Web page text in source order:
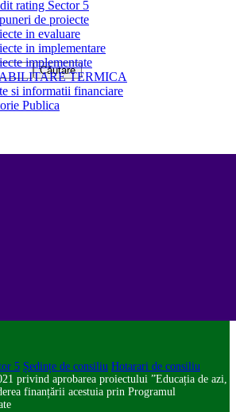
rating Sector 5
de proiecte
in evaluare
in implementare
implementate
TERMICA
si informatii financiare
Publica
5 Ședințe de consiliu Hotarari de consiliu
privind aprobarea proiectului ”Educația de azi,
finanțării acestuia prin Programul